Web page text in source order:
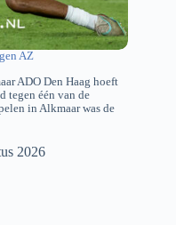
AZ
ADO Den Haag hoeft
tegen één van de
in Alkmaar was de
2026